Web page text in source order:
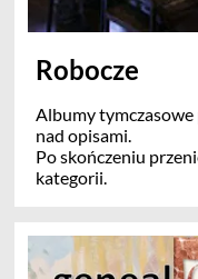
Robocze
Albumy tymczasowe
nad opisami.
Po skończeniu
kategorii.